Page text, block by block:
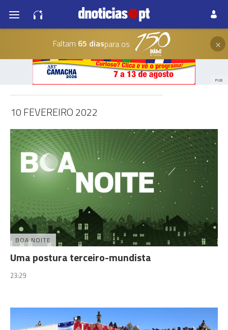
Faltam 65 diaspara os ×
PUB
10 FEVEREIRO 2022
BOA NOITE
Uma postura terceiro-mundista
23:29